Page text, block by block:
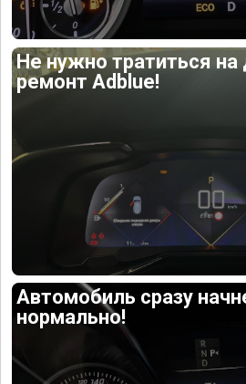
Не нужно тратиться на
ремонт Adblue!
Автомобиль сразу
нормально!